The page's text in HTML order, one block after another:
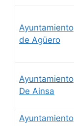
Ayuntamiento
de Agüero
Ayuntamiento
De Ainsa
Ayuntamiento